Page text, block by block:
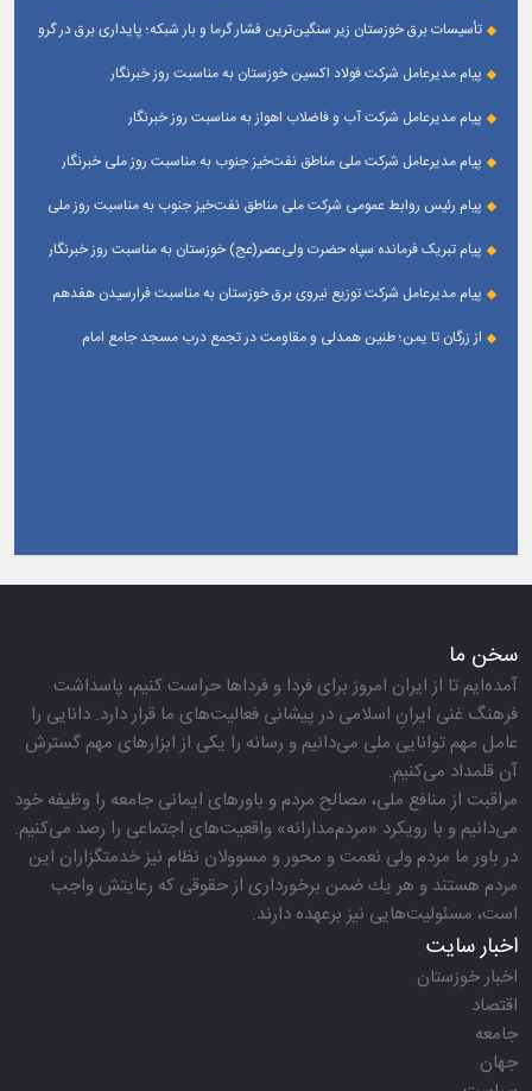
تأسیسات برق خوزستان زیر سنگین‌ترین فشار گرما و بار شبکه؛ پایداری برق در گرو
پیام مدیرعامل شرکت فولاد اکسین خوزستان به مناسبت روز خبرنگار
پیام مدیرعامل شرکت آب و فاضلاب اهواز به مناسبت روز خبرنگار
پیام مدیرعامل شركت ملی مناطق نفت‌خیز جنوب به مناسبت روز ملی خبرنگار
پیام رئیس روابط عمومی شركت ملی مناطق نفت‌خیز جنوب به مناسبت روز ملی
پیام تبریک فرمانده سپاه حضرت ولی‌عصر(عج) خوزستان به مناسبت روز خبرنگار
پیام مدیرعامل شرکت توزیع نیروی برق خوزستان به مناسبت فرارسیدن هفدهم
از زرگان تا یمن؛ طنین همدلی و مقاومت در تجمع درب مسجد جامع امام
سخن ما
آمده‌ایم تا از ایران امروز برای فردا و فرداها حراست كنیم، پاسداشت
فرهنگ غنی ایرانِ اسلامی در پیشانی فعالیت‌های ما قرار دارد. دانایی را
عامل مهم توانایی ملی می‌دانیم و رسانه را یكی از ابزارهای مهم گسترش
آن قلمداد می‌كنیم.
مراقبت از منافع ملی، مصالح مردم و باورهای ایمانی جامعه را وظیفه خود
می‌دانیم و با رویكرد «مردم‌مدارانه‌» واقعیت‌های اجتماعی را رصد می‌كنیم.
در باور ما مردم ولی نعمت و محور و مسوولان نظام نیز خدمتگزاران این
مردم هستند و هر یك ضمن برخورداری از حقوقی كه رعایتش واجب
است، مسئولیت‌هایی نیز برعهده دارند.
اخبار سایت
اخبار خوزستان
اقتصاد
جامعه
جهان